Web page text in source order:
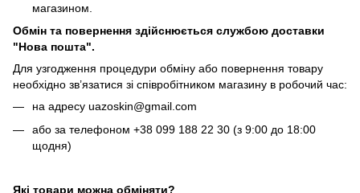
магазином.
Обмін та повернення здійснюється службою доставки
"Нова пошта".
Для узгодження процедури обміну або повернення товару
необхідно зв’язатися зі співробітником магазину в робочий час:
на адресу uazoskin@gmail.com
або за телефоном +38 099 188 22 30 (з 9:00 до 18:00
щодня)
Які товари можна обміняти?